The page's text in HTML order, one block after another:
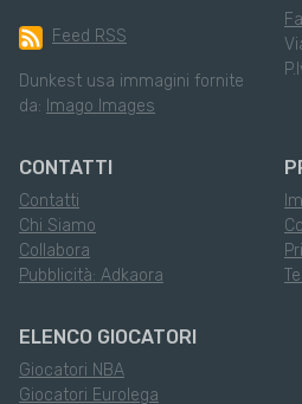
Feed RSS
Dunkest usa immagini fornite
da: Imago Images
CONTATTI
Contatti
Chi Siamo
Collabora
Pubblicità: Adkaora
ELENCO GIOCATORI
Giocatori NBA
Giocatori Eurolega